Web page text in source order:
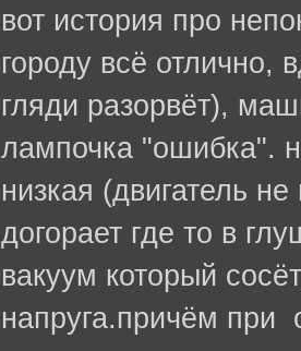
вот история про
городу всё отлично,
гляди разорвёт),
лампочка "ошибка".
низкая (двигатель
догорает где то в
вакуум который
напруга.причём при